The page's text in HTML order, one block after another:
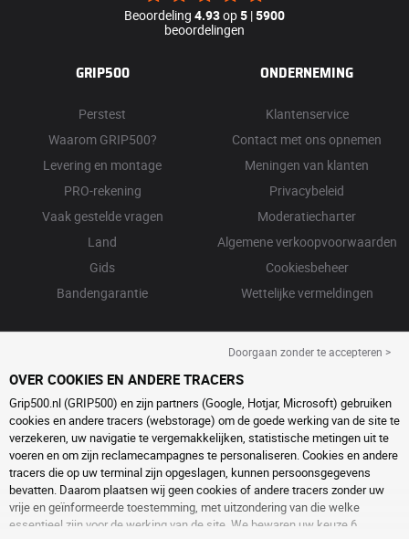
Beoordeling 4.93op5 |5900
beoordelingen
GRIP500
Perstest
Waarom GRIP500?
Levering en montage
PRO-rekening
Vaak gestelde vragen
Land
Gids
Bandengarantie
ONDERNEMING
Klantenservice
Contact met ons opnemen
Meningen van klanten
Privacybeleid
Moderatiecharter
Algemene verkoopvoorwaarden
Cookiesbeheer
Wettelijke vermeldingen
Doorgaan zonder te accepteren >
OVER COOKIES EN ANDERE TRACERS
Grip500.nl (GRIP500) en zijn partners (Google, Hotjar, Microsoft) gebruiken
cookies en andere tracers (webstorage) om de goede werking van de site te
verzekeren, uw navigatie te vergemakkelijken, statistische metingen uit te
voeren en om zijn reclamecampagnes te personaliseren. Cookies en andere
tracers die op uw terminal zijn opgeslagen, kunnen persoonsgegevens
bevatten. Daarom plaatsen wij geen cookies of andere tracers zonder uw
vrije en geïnformeerde toestemming, met uitzondering van die welke
essentieel zijn voor de werking van de site. We bewaren uw keuze 6